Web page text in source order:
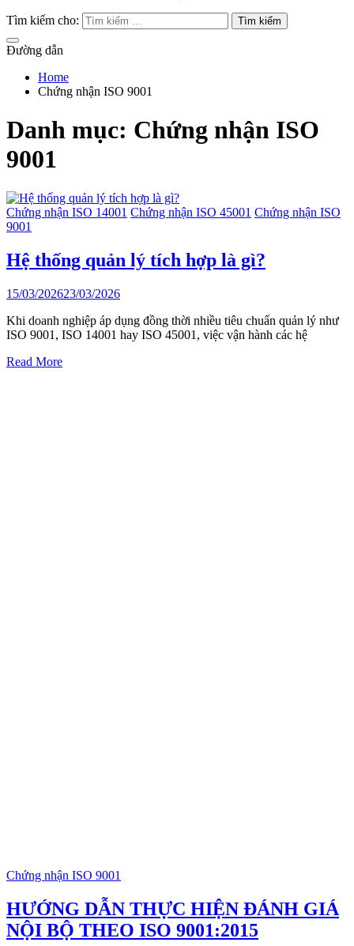
Tìm kiếm cho:
Đường dẫn
Home
Chứng nhận ISO 9001
Danh mục: Chứng nhận ISO
9001
Chứng nhận ISO 14001 Chứng nhận ISO 45001 Chứng nhận ISO
9001
Hệ thống quản lý tích hợp là gì?
15/03/202623/03/2026
Khi doanh nghiệp áp dụng đồng thời nhiều tiêu chuẩn quản lý như
ISO 9001, ISO 14001 hay ISO 45001, việc vận hành các hệ
Read More
Chứng nhận ISO 9001
HƯỚNG DẪN THỰC HIỆN ĐÁNH GIÁ
NỘI BỘ THEO ISO 9001:2015